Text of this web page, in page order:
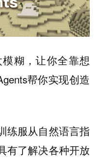
糊，让你全靠想
帮你实现创造
练服从自然语言指
有了解决各种开放